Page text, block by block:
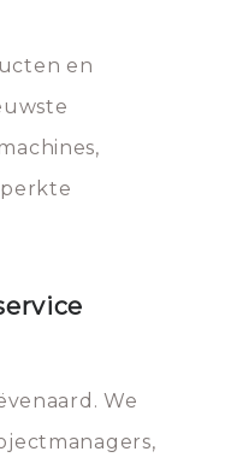
kunten
We